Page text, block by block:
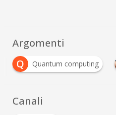
Argomenti
Q
Quantum computing
Canali